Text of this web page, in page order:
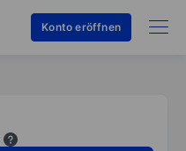
Konto eröffnen